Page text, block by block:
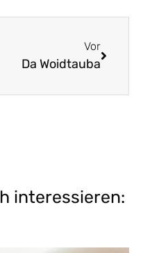
Vor
Da Woidtauba
interessieren: